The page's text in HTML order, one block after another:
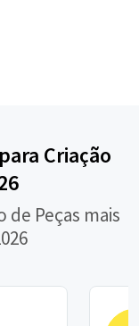
Criação
de Peças mais